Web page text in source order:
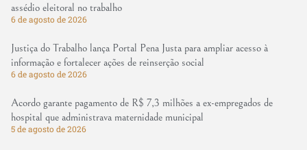
assédio eleitoral no trabalho
6 de agosto de 2026
Justiça do Trabalho lança Portal Pena Justa para ampliar acesso à
informação e fortalecer ações de reinserção social
6 de agosto de 2026
Acordo garante pagamento de R$ 7,3 milhões a ex-empregados de
hospital que administrava maternidade municipal
5 de agosto de 2026